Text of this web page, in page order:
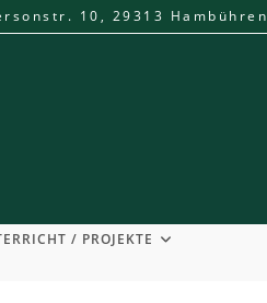
10, 29313 Hambühren
/ PROJEKTE